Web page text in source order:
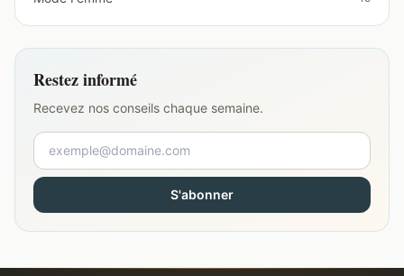
Restez informé
Recevez nos conseils chaque semaine.
S'abonner